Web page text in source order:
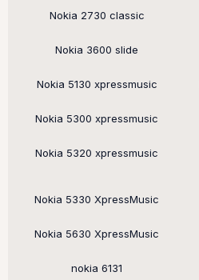
Nokia 2730 classic
Nokia 3600 slide
Nokia 5130 xpressmusic
Nokia 5300 xpressmusic
Nokia 5320 xpressmusic
Nokia 5330 XpressMusic
Nokia 5630 XpressMusic
nokia 6131